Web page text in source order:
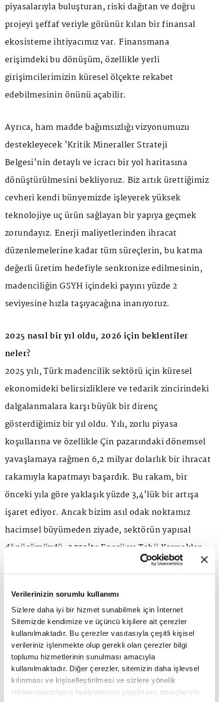
Verilerinizin sorumlu kullanımı
Sizlere daha iyi bir hizmet sunabilmek için İnternet
Sitemizde kendimize ve üçüncü kişilere ait çerezler
kullanılmaktadır. Bu çerezler vasıtasıyla çeşitli kişisel
verileriniz işlenmekte olup gerekli olan çerezler bilgi
toplumu hizmetlerinin sunulması amacıyla
kullanılmaktadır. Diğer çerezler, sitemizin daha işlevsel
kılınması ve kişiselleştirilmesi ve sizlere yönelik
reklam/pazarlama faaliyetlerinin yapılması, amaçlarıyla
piyasalarıyla buluşturan, riski dağıtan ve doğru
projeyi şeffaf veriyle görünür kılan bir finansal
ekosisteme ihtiyacımız var. Finansmana
erişimdeki bu dönüşüm, özellikle yerli
girişimcilerimizin küresel ölçekte rekabet
edebilmesinin önünü açabilir.
Ayrıca, ham madde bağımsızlığı vizyonumuzu
destekleyecek 'Kritik Mineraller Strateji
Belgesi'nin detaylı ve icracı bir yol haritasına
dönüştürülmesini bekliyoruz. Biz artık ürettiğimiz
cevheri kendi bünyemizde işleyerek yüksek
teknolojiye uç ürün sağlayan bir yapıya geçmek
zorundayız. Enerji maliyetlerinden ihracat
düzenlemelerine kadar tüm süreçlerin, bu katma
değerli üretim hedefiyle senkronize edilmesinin,
madenciliğin GSYH içindeki payını yüzde 2
seviyesine hızla taşıyacağına inanıyoruz.
2025 nasıl bir yıl oldu, 2026 için beklentiler
neler?
2025 yılı, Türk madencilik sektörü için küresel
ekonomideki belirsizliklere ve tedarik zincirindeki
dalgalanmalara karşı büyük bir direnç
gösterdiğimiz bir yıl oldu. Yılı, zorlu piyasa
koşullarına ve özellikle Çin pazarındaki dönemsel
yavaşlamaya rağmen 6,2 milyar dolarlık bir ihracat
rakamıyla kapatmayı başardık. Bu rakam, bir
önceki yıla göre yaklaşık yüzde 3,4'lük bir artışa
işaret ediyor. Ancak bizim asıl odak noktamız
hacimsel büyümeden ziyade, sektörün yapısal
dönüşümüydü. 2025'te Enerji ve Tabii Kaynaklar
Bakanlığımızın öncülüğünde atılan mevzuat
Derneği olarak başlattığımız 'Sorumlu Madencilik
İnisiyatifi'nin sahada karşılık bulması, yılın en
stratejik kazanımları oldu.
2026 yılı için ise temel hedefimiz, ihracatımızı 10
milyar dolar barajının üzerine taşımak ve orta